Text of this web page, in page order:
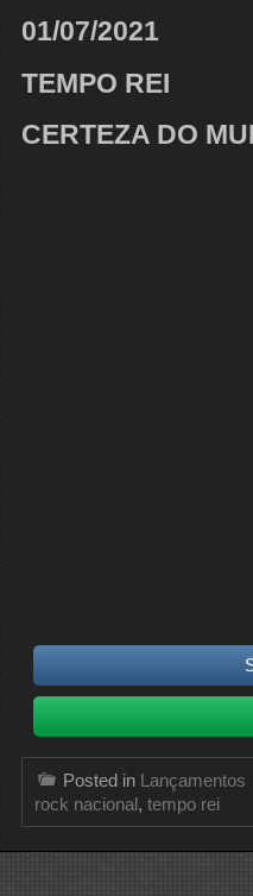
01/07/2021
TEMPO REI
CERTEZA DO
Posted in Lançamentos
rock nacional, tempo rei